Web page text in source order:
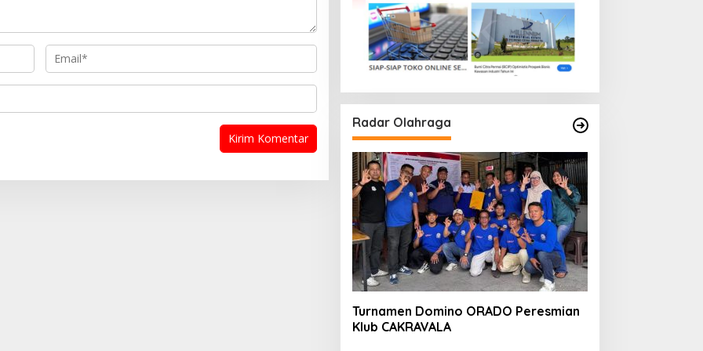
Radar Olahraga
Turnamen Domino ORADO Peresmian
Klub CAKRAVALA